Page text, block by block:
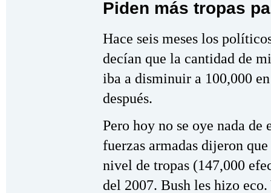
Piden más tropas
Hace seis meses los
decían que la cantidad de
iba a disminuir a 100,000
después.
Pero hoy no se oye nada de
fuerzas armadas dijeron
nivel de tropas (147,000
del 2007. Bush les hizo